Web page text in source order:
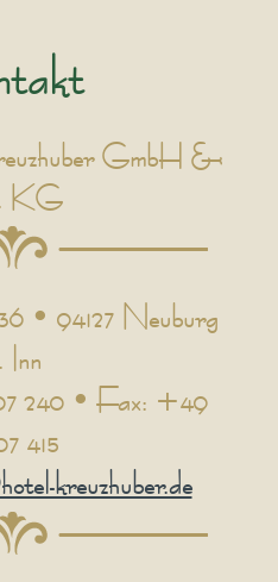
GmbH &
KG
• 94127 Neuburg
Inn
240 • Fax: +49
415
kreuzhuber.de